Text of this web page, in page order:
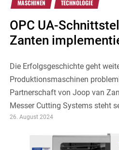
MASCHINEN TECHNOLOGIE
OPC UA-
Zanten
Die Erfolgsgeschichte geht
Produktionsmaschinen
Partnerschaft von Joop van
Messer Cutting Systems steht
26. August 2024